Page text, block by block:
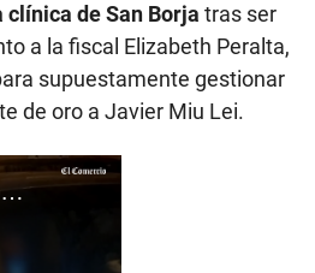
clínica de San Borja tras ser
a la fiscal Elizabeth Peralta,
supuestamente gestionar
de oro a Javier Miu Lei.
Rescate de empresario coreano en Independencia